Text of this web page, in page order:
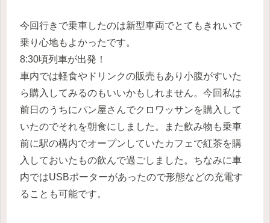
今回行きで乗車したのは新型車両でとてもきれいで
乗り心地もよかったです。
8:30頃列車が出発！
車内では軽食やドリンクの販売もあり小腹がすいた
ら購入してみるのもいいかもしれません。今回私は
前日のうちにパン屋さんでクロワッサンを購入して
いたのでそれを朝食にしました。また飲み物も乗車
前に駅の構内でオープンしていたカフェで紅茶を購
入しておいたもの飲んで過ごしました。ちなみに車
内ではUSBポーターがあったので形態などの充電す
ることも可能です。